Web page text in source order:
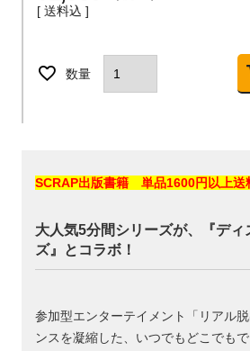
送料込
SCRAP出版書籍 単品1600円以上
大人気5分間シリーズが、『ディ
ズ』とコラボ！
参加型エンターテイメント「リアル
ンスを凝縮した、いつでもどこでも